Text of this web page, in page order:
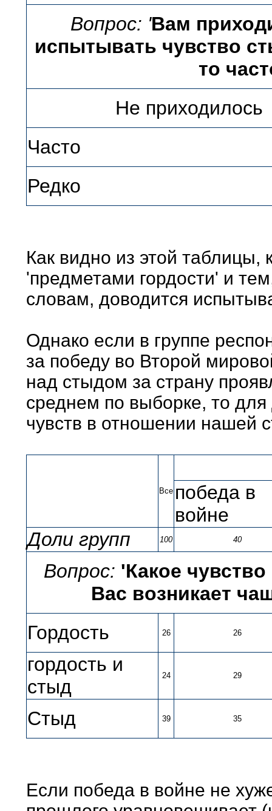
Вопрос: 'Вам
испытывать чувство
то
Не приходилось
Часто
Редко
Как видно из этой
'предметами гордости' и
словам, доводится
Однако если в группе
за победу во Второй
над стыдом за страну
среднем по выборке, то для
чувств в отношении нашей
Все победа в
войне
Доли групп
100 40
Вопрос: 'Какое
Вас возникает
Гордость
26 26
гордость и
стыд
24 29
Стыд 39 35
Если победа в войне не